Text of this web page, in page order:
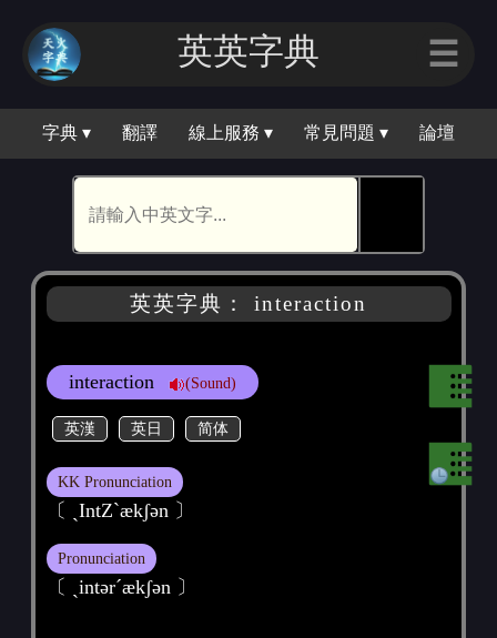
英英字典 ☰
字典 ▾ 翻譯 線上服務 ▾ 常見問題 ▾ 論壇
英英字典： interaction
interaction (Sound)
英漢 英日 简体
KK Pronunciation
〔 ˏIntZˋækʃәn 〕
Pronunciation
〔 ˏintәrˊækʃәn 〕